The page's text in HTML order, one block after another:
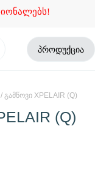
პროდუქცია
გამწოვი XPELAIR (Q)
(Q)